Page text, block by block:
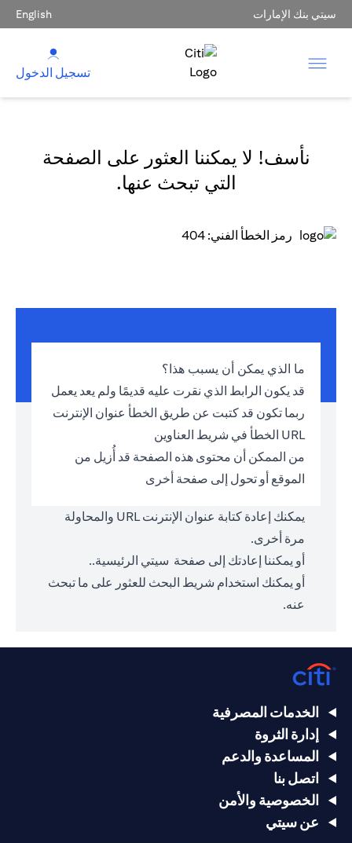
سيتي بنك الإمارات English
تسجيل الدخول
نأسف! لا يمكننا العثور على الصفحة
التي تبحث عنها.
رمز الخطأ الفني: 404
ما الذي يمكن أن يسبب هذا؟
قد يكون الرابط الذي نقرت عليه قديمًا ولم يعد يعمل
ربما تكون قد كتبت عن طريق الخطأ عنوان الإنترنت
URL الخطأ في شريط العناوين
من الممكن أن محتوى هذه الصفحة قد أُزيل من
الموقع أو تحول إلى صفحة أخرى
يمكنك إعادة كتابة عنوان الإنترنت URL والمحاولة
مرة أخرى.
أو يمكننا إعادتك إلى صفحة سيتي الرئيسية..
أو يمكنك استخدام شريط البحث للعثور على ما تبحث
عنه.
الخدمات المصرفية
إدارة الثروة
المساعدة والدعم
اتصل بنا
الخصوصية والأمن
عن سيتي